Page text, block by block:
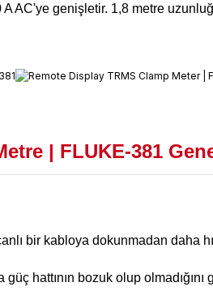
A AC'ye genişletir. 1,8 metre
| FLUKE-381
bir kabloya dokunmadan daha
hattının bozuk olup olmadığını